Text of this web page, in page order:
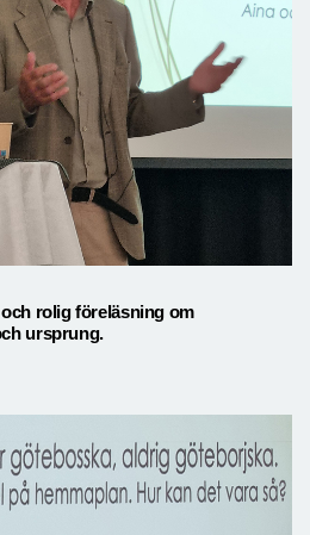
rolig föreläsning om
ursprung.